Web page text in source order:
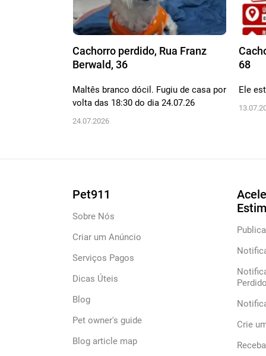
Cachorro perdido, Rua Franz
Berwald, 36
Maltês branco dócil. Fugiu de casa por
volta das 18:30 do dia 24.07.26
24.07.2026
68
Ele
Pet911
Sobre Nós
Criar um Anúncio
Serviços Pagos
Dicas Úteis
Blog
Pet owner's guide
Blog article map
Crie